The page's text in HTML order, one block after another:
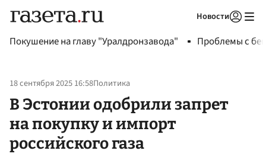
Новости
Покушение на главу "Уралдронзавода" Проблемы с
18 сентября 2025 16:58Политика
В Эстонии одобрили запрет
на покупку и импорт
российского газа